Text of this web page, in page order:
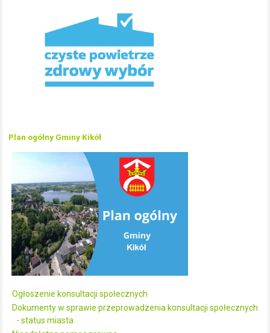
Plan ogólny Gminy Kikół
Ogłoszenie konsultacji społecznych
Dokumenty w sprawie przeprowadzenia konsultacji społecznych
- status miasta